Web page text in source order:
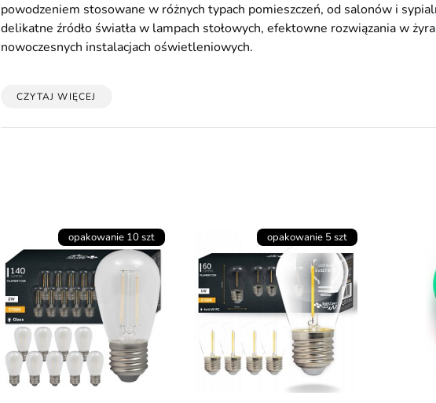
powodzeniem stosowane w różnych typach pomieszczeń, od salonów i
delikatne źródło światła w lampach stołowych, efektowne rozwiązania w
nowoczesnych instalacjach oświetleniowych.
CZYTAJ WIĘCEJ
opakowanie 10 szt opakowanie 5 szt